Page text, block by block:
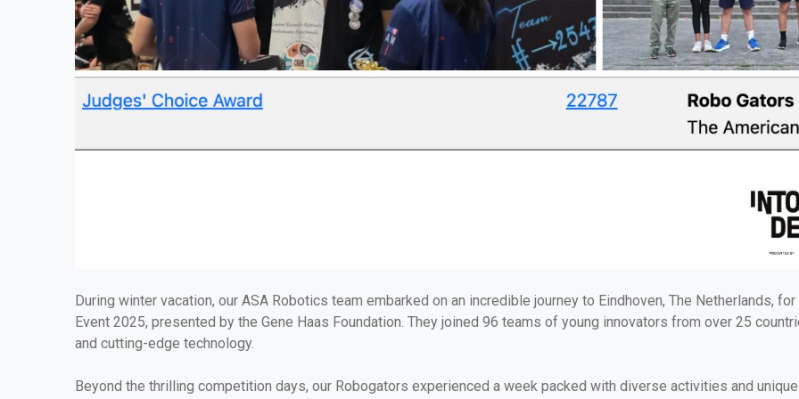
During winter vacation, our ASA Robotics team embarked on an incredible journey to Eindhoven, The Netherlands,
Event 2025, presented by the Gene Haas Foundation. They joined 96 teams of young innovators from over 25
and cutting-edge technology.
Beyond the thrilling competition days, our Robogators experienced a week packed with diverse activities and